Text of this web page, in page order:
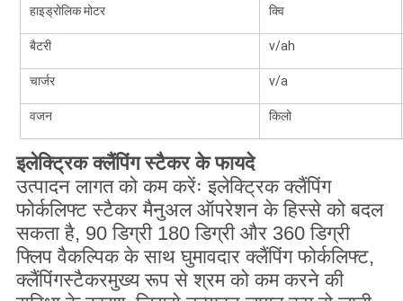
हाइड्रोलिक मोटर क्वि
बैटरी v/ah
चार्जर v/a
वजन किलो
इलेक्ट्रिक क्लैंपिंग स्टैकर के फायदे
उत्पादन लागत को कम करेंः इलेक्ट्रिक क्लैंपिंग
फोर्कलिफ्ट स्टैकर मैनुअल ऑपरेशन के हिस्से को बदल
सकता है, 90 डिग्री 180 डिग्री और 360 डिग्री
फ्लिप वैकल्पिक के साथ घुमावदार क्लैंपिंग फोर्कलिफ्ट,
क्लैंपिंगस्टैकरमुख्य रूप से श्रम को कम करने की